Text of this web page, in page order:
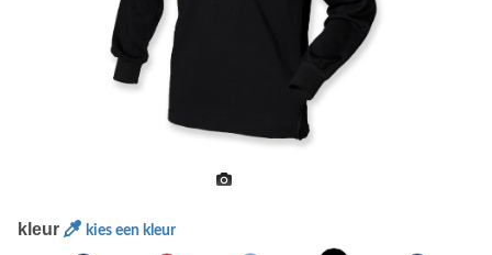
kleur kies een kleur